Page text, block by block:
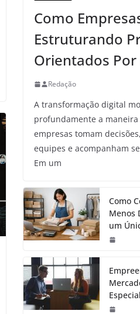
Como
Estruturando
Orientados Por
Redação
A transformação digital
profundamente a maneira
empresas tomam
equipes e acompanham
Em um
Como
Menos
um